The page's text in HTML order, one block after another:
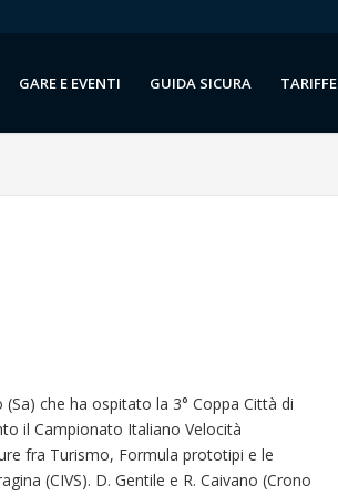
GARE E EVENTI GUIDA SICURA TARIFFE
che ha ospitato la 3° Coppa Città di
il Campionato Italiano Velocità
fra Turismo, Formula prototipi e le
(CIVS). D. Gentile e R. Caivano (Crono